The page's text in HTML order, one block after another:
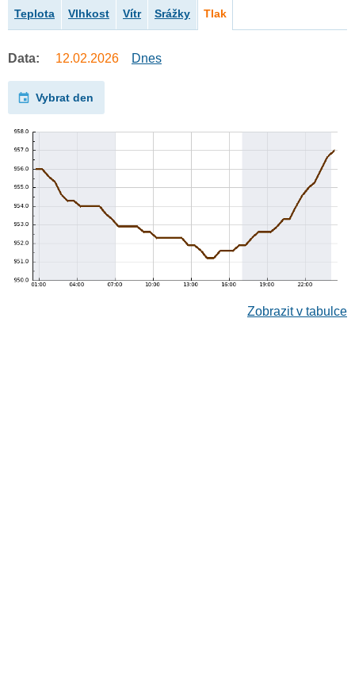
Teplota Vlhkost Vítr Srážky Tlak
Data: 12.02.2026 Dnes
Vybrat den
Zobrazit v tabulce